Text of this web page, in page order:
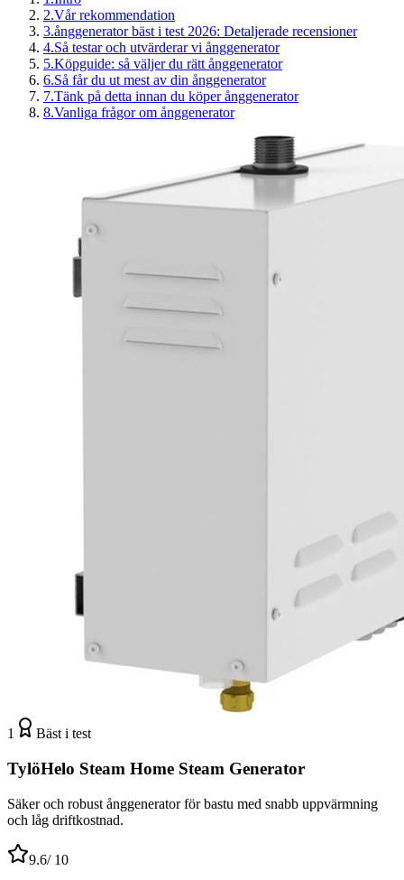
2.Vår rekommendation
3.ånggenerator bäst i test 2026: Detaljerade recensioner
4.Så testar och utvärderar vi ånggenerator
5.Köpguide: så väljer du rätt ånggenerator
6.Så får du ut mest av din ånggenerator
7.Tänk på detta innan du köper ånggenerator
8.Vanliga frågor om ånggenerator
1 Bäst i test
TylöHelo Steam Home Steam Generator
Säker och robust ånggenerator för bastu med snabb uppvärmning
och låg driftkostnad.
9.6/ 10